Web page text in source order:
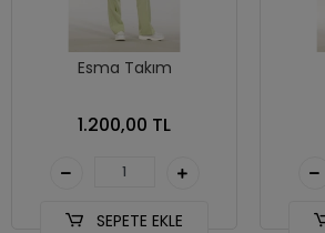
Esma Takım
1.200,00 TL
SEPETE EKLE